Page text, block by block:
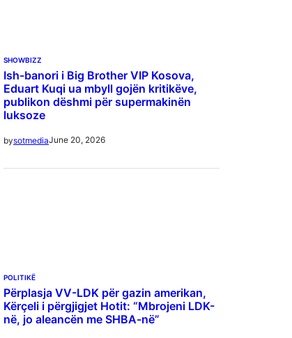
SHOWBIZZ
Ish-banori i Big Brother VIP Kosova,
Eduart Kuqi ua mbyll gojën kritikëve,
publikon dëshmi për supermakinën
luksoze
bysotmediaJune 20, 2026
POLITIKË
Përplasja VV-LDK për gazin amerikan,
Kërçeli i përgjigjet Hotit: “Mbrojeni LDK-
në, jo aleancën me SHBA-në”